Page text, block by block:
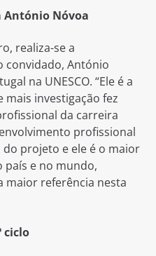
António Nóvoa
realiza-se a
convidado, António
na UNESCO. “Ele é a
mais investigação fez
da carreira
profissional
projeto e ele é o maior
país e no mundo,
maior referência nesta
ciclo